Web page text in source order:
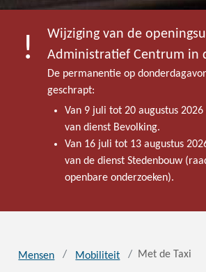
Wijziging van de
Administratief Centrum in
De permanentie op
geschrapt:
Van 9 juli tot 20 augustus
van dienst Bevolking.
Van 16 juli tot 13 augustus
van de dienst Stedenbouw
openbare onderzoeken).
Mensen Mobiliteit Met de Taxi